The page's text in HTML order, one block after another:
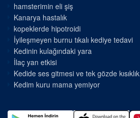
hamsterimin eli şiş
Kanarya hastalık
kopeklerde hipotroidi
İyileşmeyen burnu tıkalı kediye tedavi
Kedinin kulağındaki yara
İlaç yan etkisi
Kedide ses gitmesi ve tek gözde kısıklık
Kedim kuru mama yemiyor